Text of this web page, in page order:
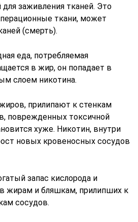
заживления тканей. Это
ткани, может
(смерть).
еда, потребляемая
в жир, он попадает в
слоем никотина.
прилипают к стенкам
поврежденных токсичной
хуже. Никотин, внутри
новых кровеносных сосудов
запас кислорода и
жирам и бляшкам, прилипших к
сосудов.